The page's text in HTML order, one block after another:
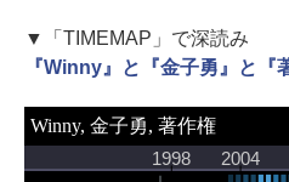
▼「TIMEMAP」で深読み
『Winny』と『金子勇』と『